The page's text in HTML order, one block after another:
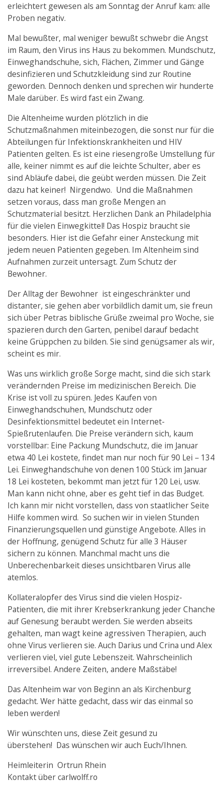
erleichtert gewesen als am Sonntag der Anruf kam: alle
Proben negativ.
Mal bewußter, mal weniger bewußt schwebr die Angst
im Raum, den Virus ins Haus zu bekommen. Mundschutz,
Einweghandschuhe, sich, Flächen, Zimmer und Gänge
desinfizieren und Schutzkleidung sind zur Routine
geworden. Dennoch denken und sprechen wir hunderte
Male darüber. Es wird fast ein Zwang.
Die Altenheime wurden plötzlich in die
Schutzmaßnahmen miteinbezogen, die sonst nur für die
Abteilungen für Infektionskrankheiten und HIV
Patienten gelten. Es ist eine riesengroße Umstellung für
alle, keiner nimmt es auf die leichte Schulter, aber es
sind Abläufe dabei, die geübt werden müssen. Die Zeit
dazu hat keiner! Nirgendwo. Und die Maßnahmen
setzen voraus, dass man große Mengen an
Schutzmaterial besitzt. Herzlichen Dank an Philadelphia
für die vielen Einwegkittel! Das Hospiz braucht sie
besonders. Hier ist die Gefahr einer Ansteckung mit
jedem neuen Patienten gegeben. Im Altenheim sind
Aufnahmen zurzeit untersagt. Zum Schutz der
Bewohner.
Der Alltag der Bewohner ist eingeschränkter und
distanter, sie gehen aber vorbildlich damit um, sie freun
sich über Petras biblische Grüße zweimal pro Woche, sie
spazieren durch den Garten, penibel darauf bedacht
keine Grüppchen zu bilden. Sie sind genügsamer als wir,
scheint es mir.
Was uns wirklich große Sorge macht, sind die sich stark
verändernden Preise im medizinischen Bereich. Die
Krise ist voll zu spüren. Jedes Kaufen von
Einweghandschuhen, Mundschutz oder
Desinfektionsmittel bedeutet ein Internet-
Spießrutenlaufen. Die Preise verändern sich, kaum
vorstellbar: Eine Packung Mundschutz, die im Januar
etwa 40 Lei kostete, findet man nur noch für 90 Lei – 134
Lei. Einweghandschuhe von denen 100 Stück im Januar
18 Lei kosteten, bekommt man jetzt für 120 Lei, usw.
Man kann nicht ohne, aber es geht tief in das Budget.
Ich kann mir nicht vorstellen, dass von staatlicher Seite
Hilfe kommen wird. So suchen wir in vielen Stunden
Finanzierungsquellen und günstige Angebote. Alles in
der Hoffnung, genügend Schutz für alle 3 Häuser
sichern zu können. Manchmal macht uns die
Unberechenbarkeit dieses unsichtbaren Virus alle
atemlos.
Kollateralopfer des Virus sind die vielen Hospiz-
Patienten, die mit ihrer Krebserkrankung jeder Chanche
auf Genesung beraubt werden. Sie werden abseits
gehalten, man wagt keine agressiven Therapien, auch
ohne Virus verlieren sie. Auch Darius und Crina und Alex
verlieren viel, viel gute Lebenszeit. Wahrscheinlich
irreversibel. Andere Zeiten, andere Maßstäbe!
Das Altenheim war von Beginn an als Kirchenburg
gedacht. Wer hätte gedacht, dass wir das einmal so
leben werden!
Wir wünschten uns, diese Zeit gesund zu
überstehen! Das wünschen wir auch Euch/Ihnen.
Heimleiterin Ortrun Rhein
Kontakt über carlwolff.ro